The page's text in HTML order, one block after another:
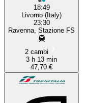
18:49
Livorno (Italy)
23:30
Ravenna, Stazione FS
2 cambi
3 h 13 min
47,70 €